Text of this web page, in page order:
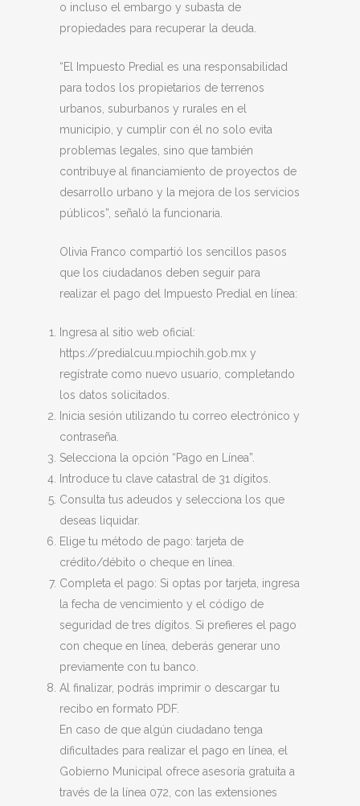
o incluso el embargo y subasta de
propiedades para recuperar la deuda.
“El Impuesto Predial es una responsabilidad
para todos los propietarios de terrenos
urbanos, suburbanos y rurales en el
municipio, y cumplir con él no solo evita
problemas legales, sino que también
contribuye al financiamiento de proyectos de
desarrollo urbano y la mejora de los servicios
públicos”, señaló la funcionaria.
Olivia Franco compartió los sencillos pasos
que los ciudadanos deben seguir para
realizar el pago del Impuesto Predial en línea:
Ingresa al sitio web oficial:
https://predialcuu.mpiochih.gob.mx y
regístrate como nuevo usuario, completando
los datos solicitados.
Inicia sesión utilizando tu correo electrónico y
contraseña.
Selecciona la opción “Pago en Línea”.
Introduce tu clave catastral de 31 dígitos.
Consulta tus adeudos y selecciona los que
deseas liquidar.
Elige tu método de pago: tarjeta de
crédito/débito o cheque en línea.
Completa el pago: Si optas por tarjeta, ingresa
la fecha de vencimiento y el código de
seguridad de tres dígitos. Si prefieres el pago
con cheque en línea, deberás generar uno
previamente con tu banco.
Al finalizar, podrás imprimir o descargar tu
recibo en formato PDF.
En caso de que algún ciudadano tenga
dificultades para realizar el pago en línea, el
Gobierno Municipal ofrece asesoría gratuita a
través de la línea 072, con las extensiones